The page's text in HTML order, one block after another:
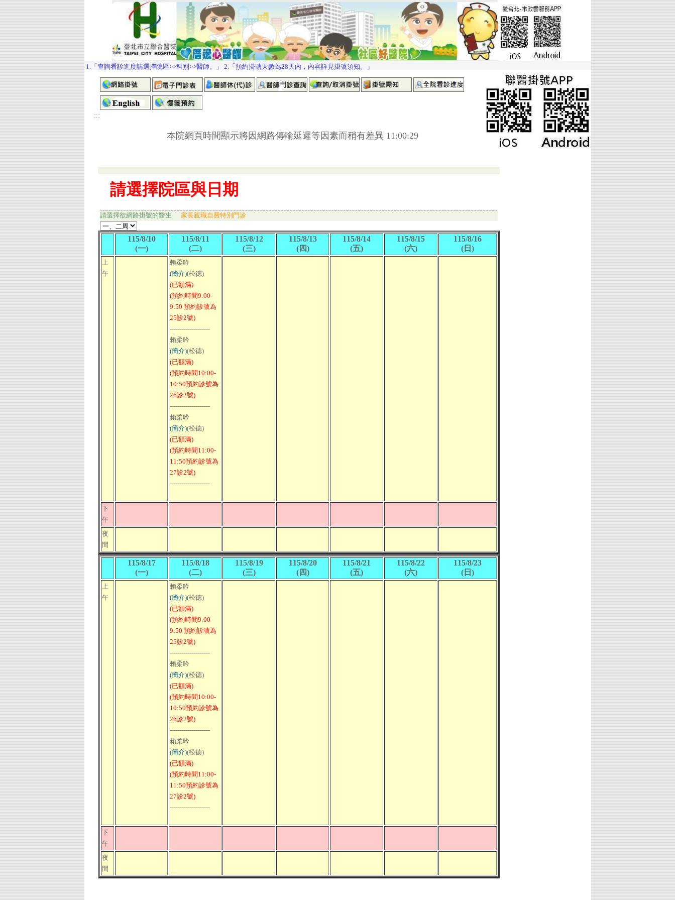
:::
本院網頁時間顯示將因網路傳輸延遲等因素而稍有差異 11:00:29
請選擇欲網路掛號的醫生 家長親職自費特別門診
115/8/10
(一)
115/8/11
(二)
115/8/12
(三)
115/8/13
(四)
115/8/14
(五)
115/8/15
(六)
115/8/16
(日)
上
午
賴柔吟
(簡介)(松德)
(已額滿)
(預約時間9:00-
9:50 預約診號為
25診2號)
--------------------
賴柔吟
(簡介)(松德)
(已額滿)
(預約時間10:00-
10:50預約診號為
26診2號)
--------------------
賴柔吟
(簡介)(松德)
(已額滿)
(預約時間11:00-
11:50預約診號為
27診2號)
--------------------
下
午
夜
間
115/8/17
(一)
115/8/18
(二)
115/8/19
(三)
115/8/20
(四)
115/8/21
(五)
115/8/22
(六)
115/8/23
(日)
上
午
賴柔吟
(簡介)(松德)
(已額滿)
(預約時間9:00-
9:50 預約診號為
25診2號)
--------------------
賴柔吟
(簡介)(松德)
(已額滿)
(預約時間10:00-
10:50預約診號為
26診2號)
--------------------
賴柔吟
(簡介)(松德)
(已額滿)
(預約時間11:00-
11:50預約診號為
27診2號)
--------------------
下
午
夜
間